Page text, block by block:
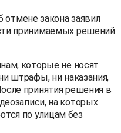
отмене закона заявил
принимаемых решений
которые не носят
штрафы, ни наказания,
принятия решения в
на которых
по улицам без